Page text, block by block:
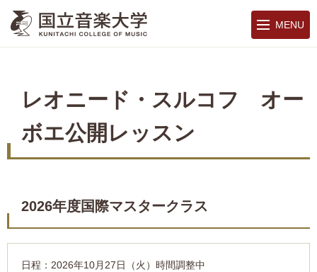
MENU
レオニード・スルコフ オー
ボエ公開レッスン
2026年度国際マスタークラス
日程：2026年10月27日（火）時間調整中